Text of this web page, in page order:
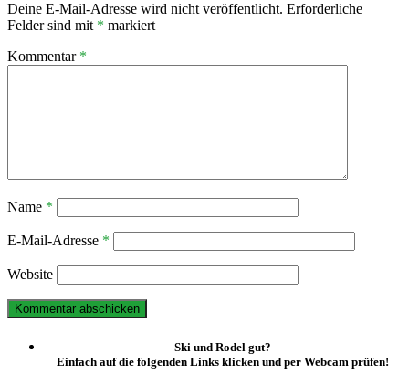
Deine E-Mail-Adresse wird nicht veröffentlicht. Erforderliche
Felder sind mit * markiert
Kommentar *
Name *
E-Mail-Adresse *
Website
Ski und Rodel gut?
Einfach auf die folgenden Links klicken und per Webcam prüfen!